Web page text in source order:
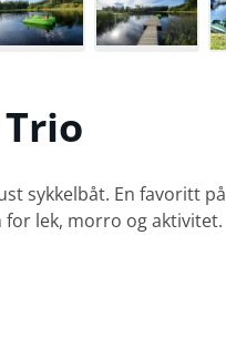
Trio
sykkelbåt. En favoritt på
for lek, morro og aktivitet.